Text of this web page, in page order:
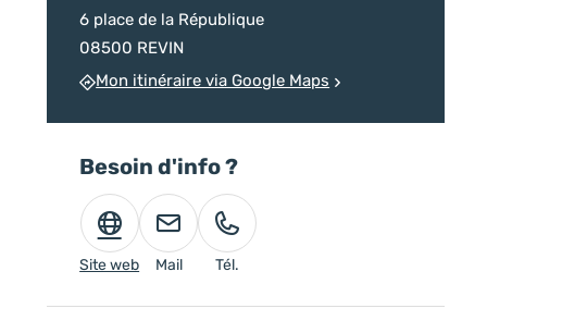
6 place de la République
08500 REVIN
Mon itinéraire via Google Maps
Besoin d'info ?
Site web Mail Tél.